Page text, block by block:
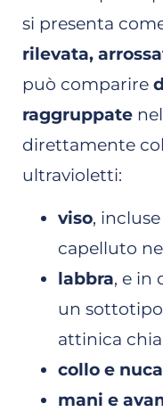
si presenta
rilevata,
può comparire
raggruppate
direttamente
ultravioletti:
viso,
capelluto
labbra, e in
un
attinica
collo e nuca
mani e